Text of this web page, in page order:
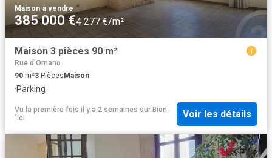
Maison·à vendre
385 000 €4 277 €/m²
Maison 3 pièces 90 m²
Rue d'Ornano
90 m²3 Pièces Maison
·Parking
Vu la première fois il y a 2 semaines sur Bien
´ici
Voir les détails